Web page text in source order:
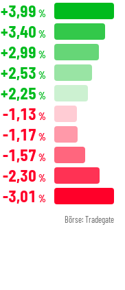
+3,99 %
+3,40 %
+2,99 %
+2,53 %
+2,25 %
-1,13 %
-1,17 %
-1,57 %
-2,30 %
-3,01 %
Börse: Tradegate